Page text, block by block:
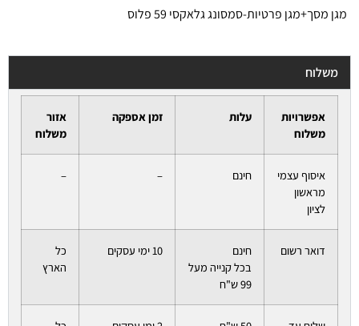
מגן מסך+מגן פרטיות-סמסונג גלאקסי 59 פלוס
משלוח
אפשרויות
משלוח
עלות זמן אספקה
אזור
משלוח
איסוף עצמי
מראשון
לציון
חינם –
–
דואר רשום
חינם
בכל קנייה מעל
99 ש"ח
10 ימי עסקים
כל
הארץ